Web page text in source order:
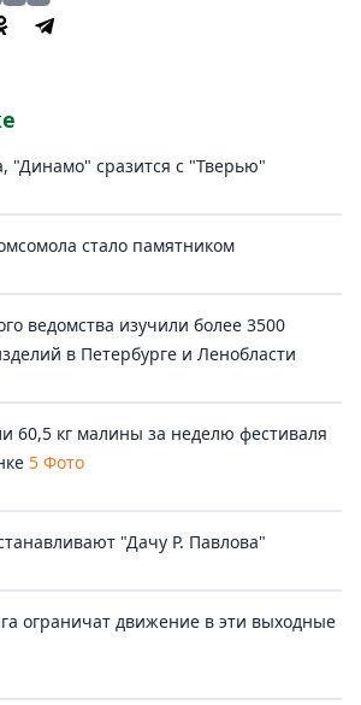
"Динамо" сразится с "Тверью"
стало памятником
ведомства изучили более 3500
в Петербурге и Ленобласти
60,5 кг малины за неделю фестиваля
5 Фото
"Дачу Р. Павлова"
ограничат движение в эти выходные